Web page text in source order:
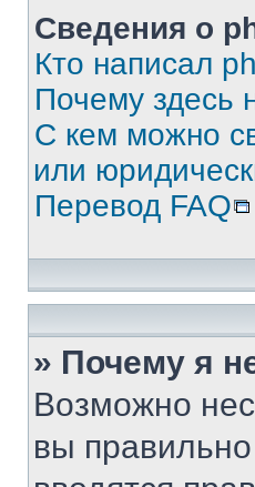
Сведения о
Кто написал
Почему здесь
С кем можно
или
Перевод FAQ
» Почему я
Возможно
вы